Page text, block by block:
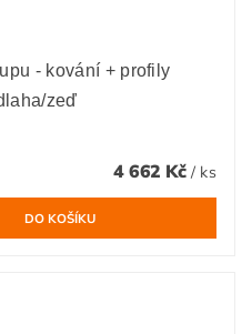
- kování + profily
zeď
4 662 Kč / ks